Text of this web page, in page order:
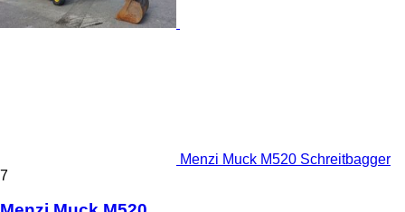
Menzi Muck M520 Schreitbagger
7